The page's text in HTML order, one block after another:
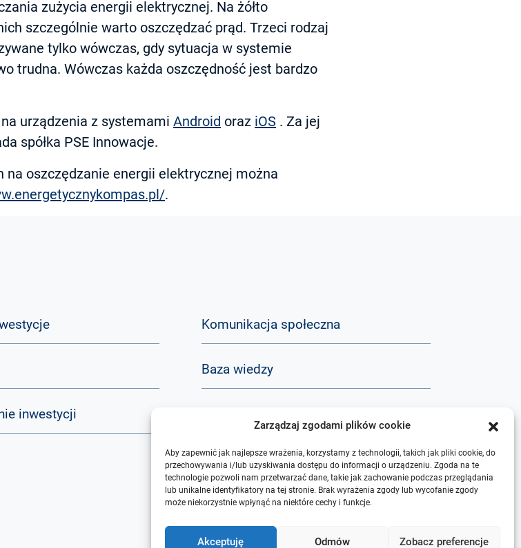
Zarządzaj zgodami plików cookie
Aby zapewnić jak najlepsze wrażenia, korzystamy z technologii, takich jak pliki cookie, do
przechowywania i/lub uzyskiwania dostępu do informacji o urządzeniu. Zgoda na te
technologie pozwoli nam przetwarzać dane, takie jak zachowanie podczas przeglądania
lub unikalne identyfikatory na tej stronie. Brak wyrażenia zgody lub wycofanie zgody
może niekorzystnie wpłynąć na niektóre cechy i funkcje.
Akceptuję Odmów Zobacz preferencje
zużycia energii elektrycznej. Na żółto
szczególnie warto oszczędzać prąd. Trzeci rodzaj
tylko wówczas, gdy sytuacja w systemie
trudna. Wówczas każda oszczędność jest bardzo
urządzenia z systemami Android oraz iOS . Za jej
spółka PSE Innowacje.
na oszczędzanie energii elektrycznej można
.
inwestycji
Komunikacja społeczna
Baza wiedzy
O nas